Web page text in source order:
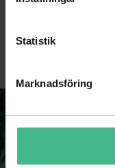
v
Statistik
Marknadsföring
hörlurar Bluetooth - Prisvärda